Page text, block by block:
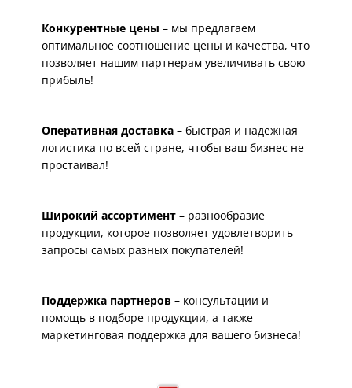
Конкурентные цены – мы предлагаем
оптимальное соотношение цены и качества, что
позволяет нашим партнерам увеличивать свою
прибыль!
Оперативная доставка– быстрая и надежная
логистика по всей стране, чтобы ваш бизнес не
простаивал!
Широкий ассортимент– разнообразие
продукции, которое позволяет удовлетворить
запросы самых разных покупателей!
Поддержка партнеров – консультации и
помощь в подборе продукции, а также
маркетинговая поддержка для вашего бизнеса!